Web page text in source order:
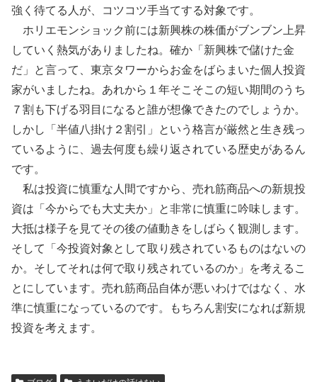
強く待てる人が、コツコツ手当てする対象です。
ホリエモンショック前には新興株の株価がブンブン上昇
していく熱気がありましたね。確か「新興株で儲けた金
だ」と言って、東京タワーからお金をばらまいた個人投資
家がいましたね。あれから１年そこそこの短い期間のうち
７割も下げる羽目になると誰が想像できたのでしょうか。
しかし「半値八掛け２割引」という格言が厳然と生き残っ
ているように、過去何度も繰り返されている歴史があるん
です。
私は投資に慎重な人間ですから、売れ筋商品への新規投
資は「今からでも大丈夫か」と非常に慎重に吟味します。
大抵は様子を見てその後の値動きをしばらく観測します。
そして「今投資対象として取り残されているものはないの
か。そしてそれは何で取り残されているのか」を考えるこ
とにしています。売れ筋商品自体が悪いわけではなく、水
準に慎重になっているのです。もちろん割安になれば新規
投資を考えます。